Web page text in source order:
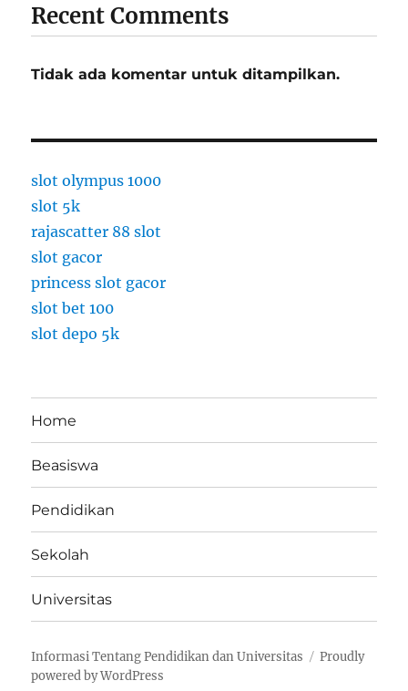
Recent Comments
Tidak ada komentar untuk ditampilkan.
slot olympus 1000
slot 5k
rajascatter 88 slot
slot gacor
princess slot gacor
slot bet 100
slot depo 5k
Home
Beasiswa
Pendidikan
Sekolah
Universitas
Informasi Tentang Pendidikan dan Universitas
Proudly
powered by WordPress